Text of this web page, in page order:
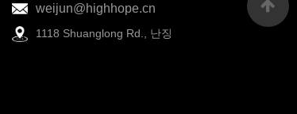
weijun@highhope.cn
1118 Shuanglong Rd., 난징